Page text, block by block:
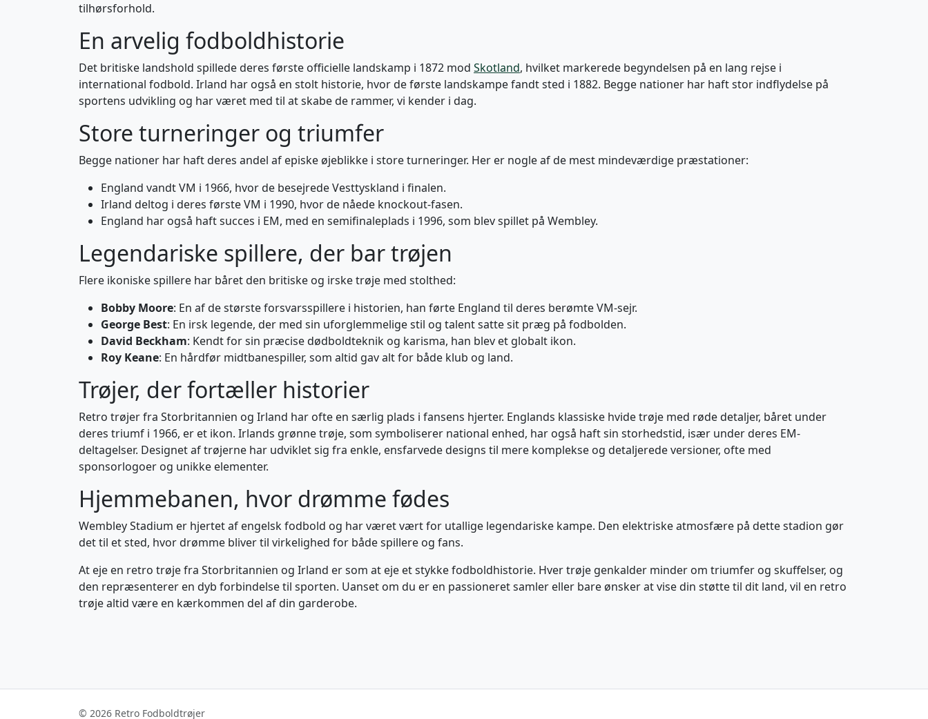
tilhørsforhold.
En arvelig fodboldhistorie
Det britiske landshold spillede deres første officielle landskamp i 1872 mod Skotland, hvilket markerede begyndelsen på en lang rejse i
international fodbold. Irland har også en stolt historie, hvor de første landskampe fandt sted i 1882. Begge nationer har haft stor indflydelse på
sportens udvikling og har været med til at skabe de rammer, vi kender i dag.
Store turneringer og triumfer
Begge nationer har haft deres andel af episke øjeblikke i store turneringer. Her er nogle af de mest mindeværdige præstationer:
England vandt VM i 1966, hvor de besejrede Vesttyskland i finalen.
Irland deltog i deres første VM i 1990, hvor de nåede knockout-fasen.
England har også haft succes i EM, med en semifinaleplads i 1996, som blev spillet på Wembley.
Legendariske spillere, der bar trøjen
Flere ikoniske spillere har båret den britiske og irske trøje med stolthed:
Bobby Moore: En af de største forsvarsspillere i historien, han førte England til deres berømte VM-sejr.
George Best: En irsk legende, der med sin uforglemmelige stil og talent satte sit præg på fodbolden.
David Beckham: Kendt for sin præcise dødboldteknik og karisma, han blev et globalt ikon.
Roy Keane: En hårdfør midtbanespiller, som altid gav alt for både klub og land.
Trøjer, der fortæller historier
Retro trøjer fra Storbritannien og Irland har ofte en særlig plads i fansens hjerter. Englands klassiske hvide trøje med røde detaljer, båret under
deres triumf i 1966, er et ikon. Irlands grønne trøje, som symboliserer national enhed, har også haft sin storhedstid, især under deres EM-
deltagelser. Designet af trøjerne har udviklet sig fra enkle, ensfarvede designs til mere komplekse og detaljerede versioner, ofte med
sponsorlogoer og unikke elementer.
Hjemmebanen, hvor drømme fødes
Wembley Stadium er hjertet af engelsk fodbold og har været vært for utallige legendariske kampe. Den elektriske atmosfære på dette stadion gør
det til et sted, hvor drømme bliver til virkelighed for både spillere og fans.
At eje en retro trøje fra Storbritannien og Irland er som at eje et stykke fodboldhistorie. Hver trøje genkalder minder om triumfer og skuffelser, og
den repræsenterer en dyb forbindelse til sporten. Uanset om du er en passioneret samler eller bare ønsker at vise din støtte til dit land, vil en retro
trøje altid være en kærkommen del af din garderobe.
© 2026 Retro Fodboldtrøjer